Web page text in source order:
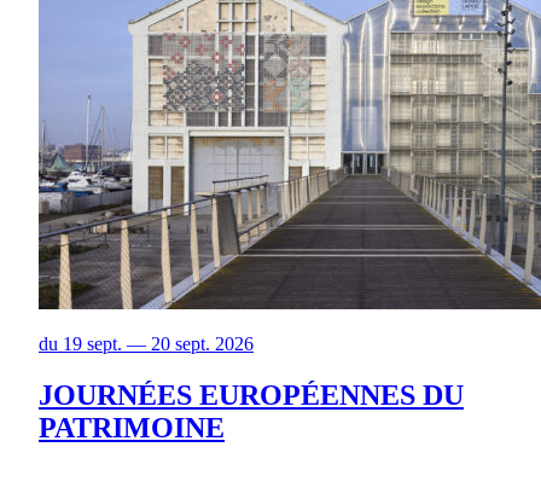
du 19 sept. — 20 sept. 2026
JOURNÉES EUROPÉENNES DU
PATRIMOINE